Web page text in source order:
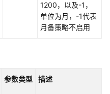
1200，以及-1，
单位为月，-1代表
月备策略不启用
参数类型 描述